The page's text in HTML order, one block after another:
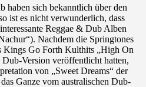
(EP)
haben sich bekanntlich über den
ist es nicht verwunderlich, dass
Reggae & Dub Alben
Nachdem die Springtones
Kings Go Forth Kulthits „High On
Version veröffentlicht hatten,
von „Sweet Dreams“ der
Ganze vom australischen Dub-